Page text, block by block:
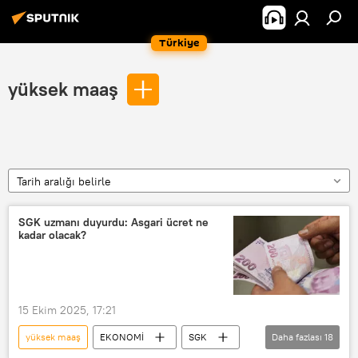
Türkiye
yüksek maaş
Tarih aralığı belirle
SGK uzmanı duyurdu: Asgari ücret ne
kadar olacak?
15 Ekim 2025, 17:21
yüksek maaş EKONOMİ
SGK
Daha fazlası 18